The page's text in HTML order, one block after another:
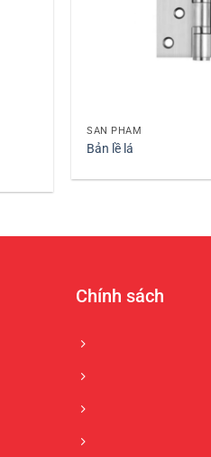
SẢN PHẨM
Bản lề lá
Chính sách